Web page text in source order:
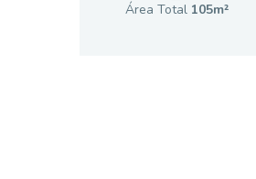
Área Total 105m²